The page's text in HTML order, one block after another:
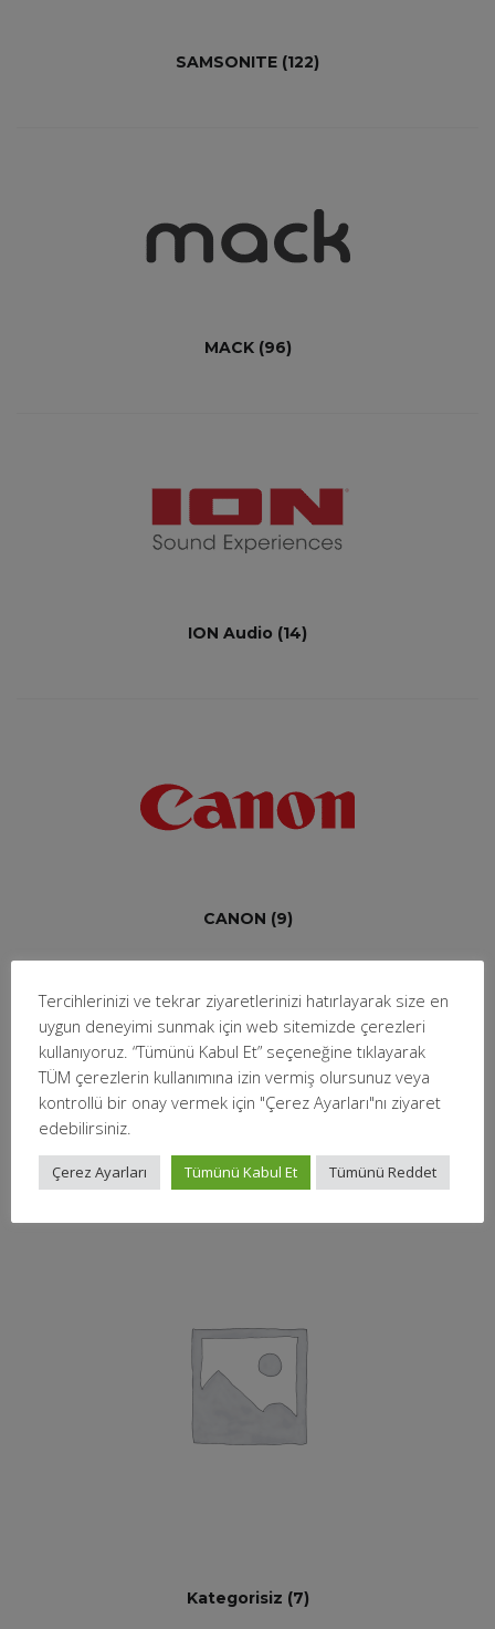
SAMSONITE (122)
MACK (96)
ION Audio (14)
CANON (9)
Texas Instruments(12)
Kategorisiz (7)
Tercihlerinizi ve tekrar ziyaretlerinizi hatırlayarak size en
uygun deneyimi sunmak için web sitemizde çerezleri
kullanıyoruz. “Tümünü Kabul Et” seçeneğine tıklayarak
TÜM çerezlerin kullanımına izin vermiş olursunuz veya
kontrollü bir onay vermek için "Çerez Ayarları"nı ziyaret
edebilirsiniz.
Çerez Ayarları Tümünü Kabul Et Tümünü Reddet